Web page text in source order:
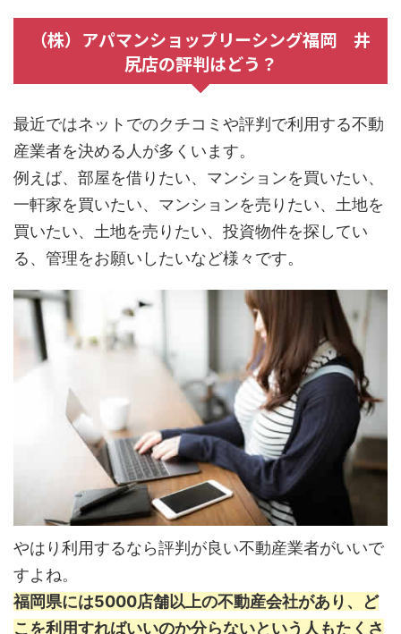
（株）アパマンショップリーシング福岡 井
尻店の評判はどう？
最近ではネットでのクチコミや評判で利用する不動
産業者を決める人が多くいます。
例えば、部屋を借りたい、マンションを買いたい、
一軒家を買いたい、マンションを売りたい、土地を
買いたい、土地を売りたい、投資物件を探してい
る、管理をお願いしたいなど様々です。
やはり利用するなら評判が良い不動産業者がいいで
すよね。
福岡県には5000店舗以上の不動産会社があり、ど
こを利用すればいいのか分らないという人もたくさ